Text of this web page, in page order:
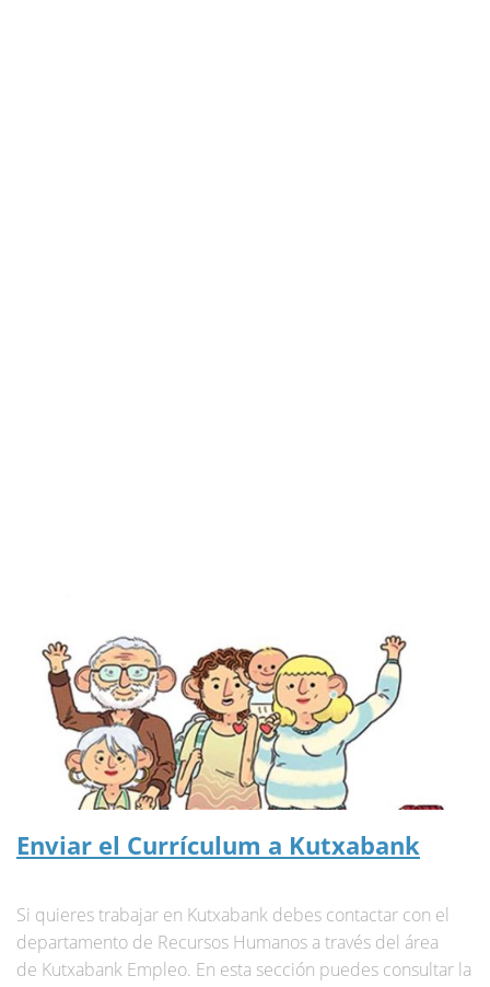
Enviar el Currículum a Kutxabank
Si quieres trabajar en Kutxabank debes contactar con el
departamento de Recursos Humanos a través del área
de Kutxabank Empleo. En esta sección puedes consultar la